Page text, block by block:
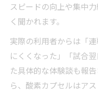
スピードの向上や集中
く聞かれます。
実際の利用者からは「
にくくなった」「試合
た具体的な体験談も報
ら、酸素カプセルはア